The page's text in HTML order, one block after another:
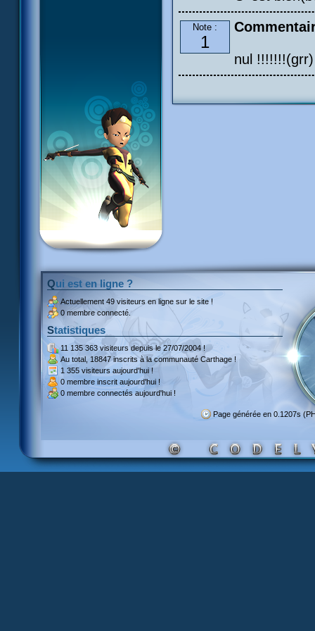
Note :
1
nul
Qui est en ligne ?
Actuellement 49 visiteurs en ligne sur le site !
0 membre connecté.
Statistiques
11 135 363 visiteursdepuis le 27/07/2004 !
Au total, 18847 inscritsà la communauté Carthage !
1 355 visiteurs aujourd'hui !
0 membre inscrit aujourd'hui !
0 membre connectés aujourd'hui !
Page générée en 0.1207s